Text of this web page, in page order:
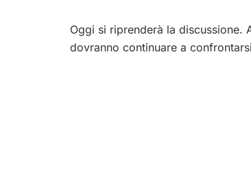
Oggi si riprenderà la discussione.
dovranno continuare a